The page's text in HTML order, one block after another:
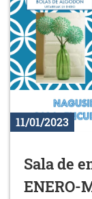
11/01/2023
Sala de
ENERO-